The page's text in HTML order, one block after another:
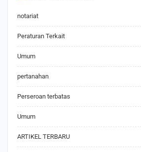
notariat
Peraturan Terkait
Umum
pertanahan
Perseroan terbatas
Umum
ARTIKEL TERBARU